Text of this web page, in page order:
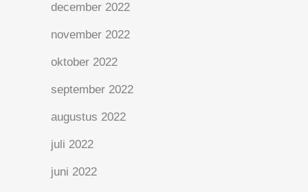
december 2022
november 2022
oktober 2022
september 2022
augustus 2022
juli 2022
juni 2022